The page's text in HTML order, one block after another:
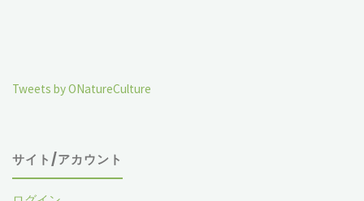
Tweets by ONatureCulture
サイト/アカウント